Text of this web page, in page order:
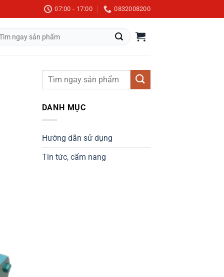
07:00 - 17:00 0832008200
DANH MỤC
Hướng dẫn sử dụng
Tin tức, cẩm nang